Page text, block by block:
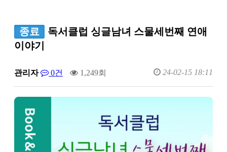
종료
독서클럽 싱글남녀 스물세번째 연애
이야기
관리자 0건 1,249회 24-02-15 18:11